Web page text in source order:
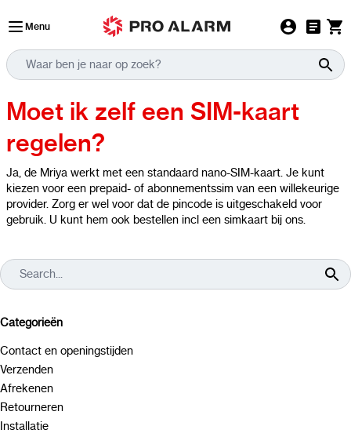
Menu
Moet ik zelf een SIM-kaart
regelen?
Ja, de Mriya werkt met een standaard nano-SIM-kaart. Je kunt
kiezen voor een prepaid- of abonnementssim van een willekeurige
provider. Zorg er wel voor dat de pincode is uitgeschakeld voor
gebruik. U kunt hem ook bestellen incl een simkaart bij ons.
Categorieën
Contact en openingstijden
Verzenden
Afrekenen
Retourneren
Installatie